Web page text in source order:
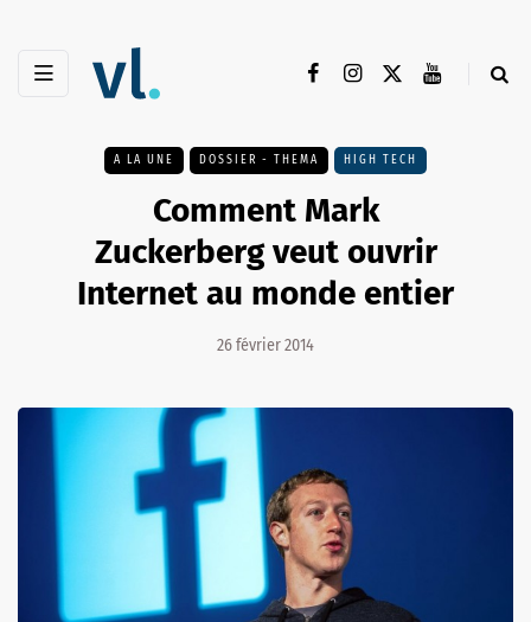
A LA UNE DOSSIER - THEMA HIGH TECH
Comment Mark
Zuckerberg veut ouvrir
Internet au monde entier
26 février 2014